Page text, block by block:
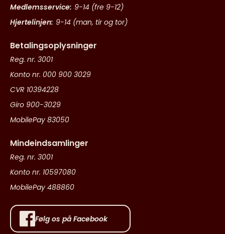
Medlemsservice: 9-14 (fre 9-12)
Hjertelinjen: 9-14 (man, tir og tor)
Betalingsoplysninger
Reg. nr. 3001
Konto nr. 000 900 3029
CVR 10394228
Giro 900-3029
MobilePay 83050
Mindeindsamlinger
Reg. nr. 3001
Konto nr. 10597080
MobilePay 488860
Følg os på Facebook